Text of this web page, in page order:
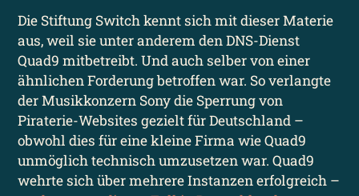
Die Stiftung Switch kennt sich mit dieser Materie
aus, weil sie unter anderem den DNS-Dienst
Quad9 mitbetreibt. Und auch selber von einer
ähnlichen Forderung betroffen war. So verlangte
der Musik­konzern Sony die Sperrung von
Piraterie-Websites gezielt für Deutschland –
obwohl dies für eine kleine Firma wie Quad9
unmöglich technisch umzusetzen war. Quad9
wehrte sich über mehrere Instanzen erfolgreich –